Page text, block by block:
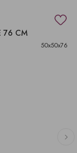
76 CM
50x50x76